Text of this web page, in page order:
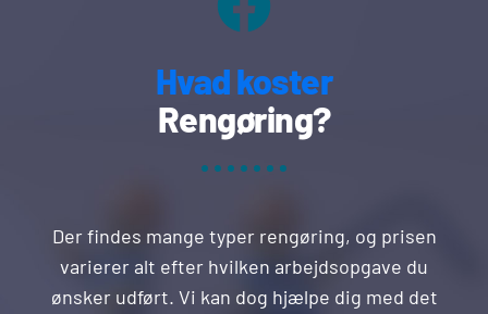
Hvad koster
Rengøring?
Der findes mange typer rengøring, og prisen
varierer alt efter hvilken arbejdsopgave du
ønsker udført. Vi kan dog hjælpe dig med det